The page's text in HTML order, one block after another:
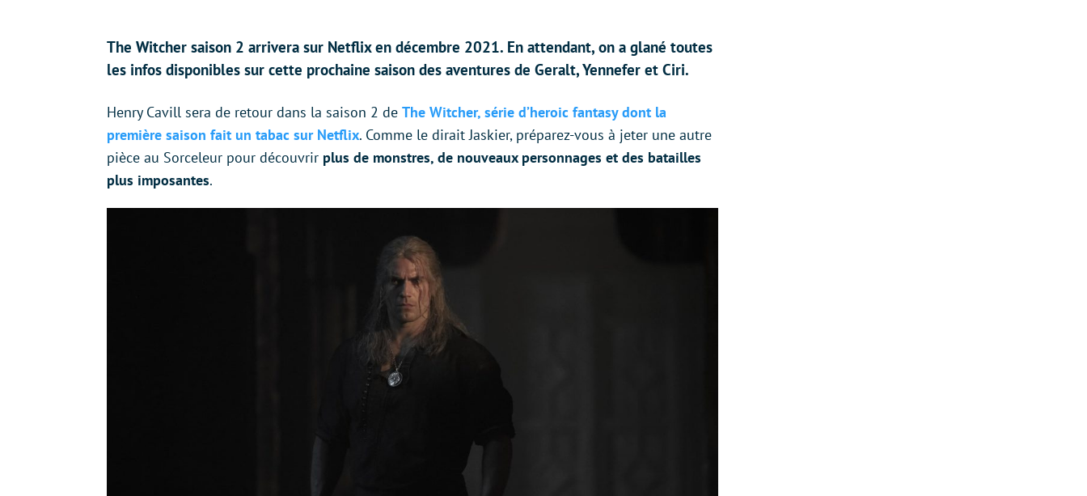
The Witcher saison 2 arrivera sur Netflix en décembre 2021. En attendant, on a glané toutes
les infos disponibles sur cette prochaine saison des aventures de Geralt, Yennefer et Ciri.
Henry Cavill sera de retour dans la saison 2 de The Witcher, série d’heroic fantasy dont la
première saison fait un tabac sur Netflix. Comme le dirait Jaskier, préparez-vous à jeter une autre
pièce au Sorceleur pour découvrir plus de monstres, de nouveaux personnages et des batailles
plus imposantes.